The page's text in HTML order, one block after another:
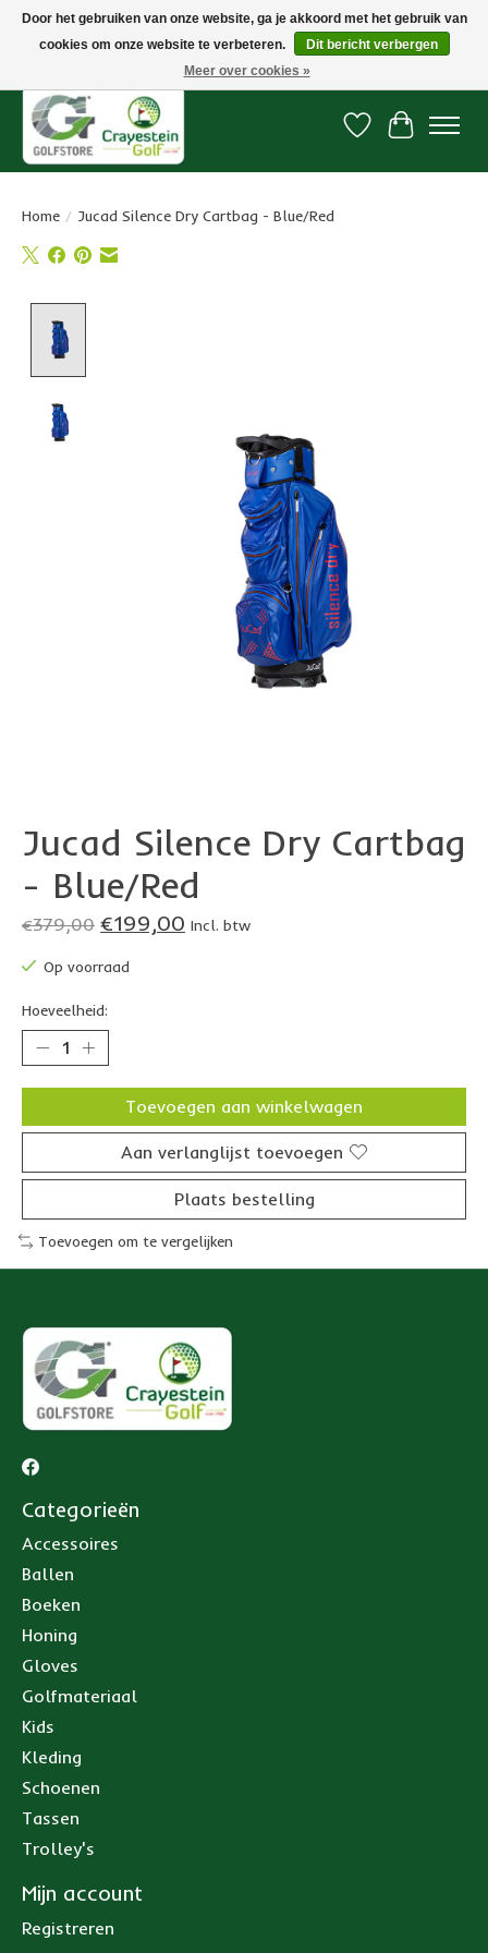
Snelle levering, gratis vanaf € 100. Onze oncourse Golfshop in Dordrecht is
Verlanglijst
Home / Jucad Silence Dry Cartbag - Blue/Red
Jucad Silence Dry Cartbag
- Blue/Red
€379,00 €199,00 Incl. btw
Op voorraad
Hoeveelheid:
Toevoegen aan winkelwagen
Aan verlanglijst toevoegen
Plaats bestelling
Toevoegen om te vergelijken
Categorieën
Accessoires
Ballen
Boeken
Honing
Gloves
Golfmateriaal
Kids
Kleding
Schoenen
Tassen
Trolley's
Mijn account
Registreren
Door het gebruiken van onze website, ga je akkoord met het gebruik van
cookies om onze website te verbeteren.
Dit bericht verbergen
Meer over cookies »